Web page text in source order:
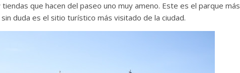
que hacen del paseo uno muy ameno. Este es el parque más
duda es el sitio turístico más visitado de la ciudad.